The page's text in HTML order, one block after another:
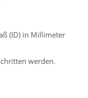
(ID) in Millimeter
werden.